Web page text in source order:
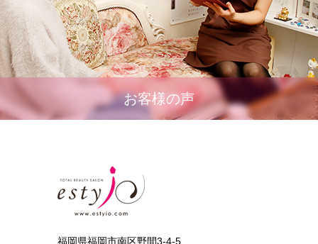
お客様の声
福岡県福岡市南区野間3-4-5